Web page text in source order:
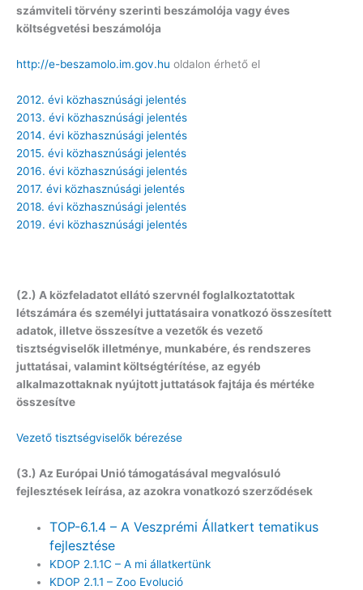
számviteli törvény szerinti beszámolója vagy éves
költségvetési beszámolója
http://e-beszamolo.im.gov.hu oldalon érhető el
2012. évi közhasznúsági jelentés
2013. évi közhasznúsági jelentés
2014. évi közhasznúsági jelentés
2015. évi közhasznúsági jelentés
2016. évi közhasznúsági jelentés
2017. évi közhasznúsági jelentés
2018. évi közhasznúsági jelentés
2019. évi közhasznúsági jelentés
(2.) A közfeladatot ellátó szervnél foglalkoztatottak
létszámára és személyi juttatásaira vonatkozó összesített
adatok, illetve összesítve a vezetők és vezető
tisztségviselők illetménye, munkabére, és rendszeres
juttatásai, valamint költségtérítése, az egyéb
alkalmazottaknak nyújtott juttatások fajtája és mértéke
összesítve
Vezető tisztségviselők bérezése
(3.) Az Európai Unió támogatásával megvalósuló
fejlesztések leírása, az azokra vonatkozó szerződések
TOP-6.1.4 – A Veszprémi Állatkert tematikus
fejlesztése
KDOP 2.1.1C – A mi állatkertünk
KDOP 2.1.1 – Zoo Evolució